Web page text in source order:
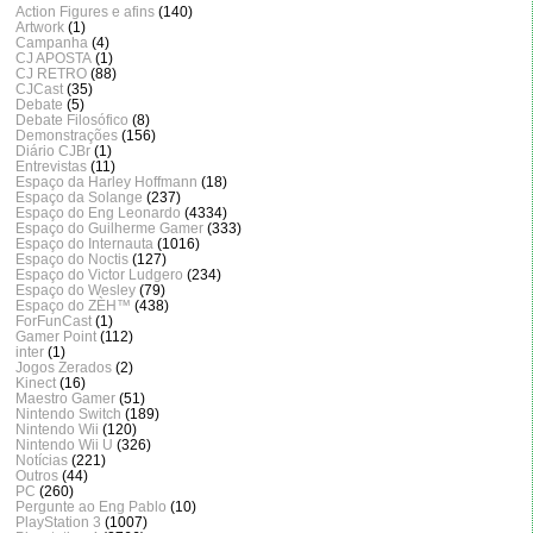
Action Figures e afins (140)
Artwork (1)
Campanha (4)
CJ APOSTA (1)
CJ RETRO (88)
CJCast (35)
Debate (5)
Debate Filosófico (8)
Demonstrações (156)
Diário CJBr (1)
Entrevistas (11)
Espaço da Harley Hoffmann (18)
Espaço da Solange (237)
Espaço do Eng Leonardo (4334)
Espaço do Guilherme Gamer (333)
Espaço do Internauta (1016)
Espaço do Noctis (127)
Espaço do Victor Ludgero (234)
Espaço do Wesley (79)
Espaço do ZÈH™ (438)
ForFunCast (1)
Gamer Point (112)
inter (1)
Jogos Zerados (2)
Kinect (16)
Maestro Gamer (51)
Nintendo Switch (189)
Nintendo Wii (120)
Nintendo Wii U (326)
Notícias (221)
Outros (44)
PC (260)
Pergunte ao Eng Pablo (10)
PlayStation 3 (1007)